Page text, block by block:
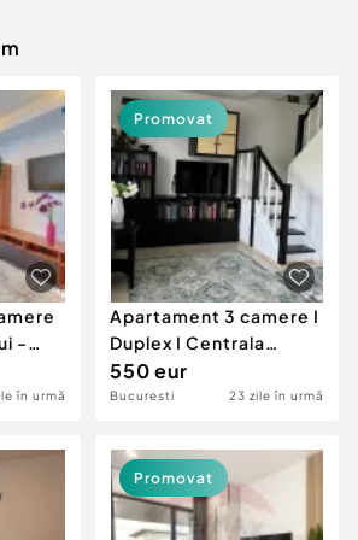
profesionale
Vehicule
-
în urmă
Apartament 3 camere I
Duplex I Centrala
Termica I De inch...
550 eur
Bucuresti 23 zile în urmă
Promovat
Promovat